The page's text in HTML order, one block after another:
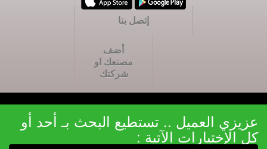
إتصل بنا
أضف
مصنعك او
شركتك
عزيزي العميل .. تستطيع البحث بـ أحد أو
كل الإختيارات الآتية :